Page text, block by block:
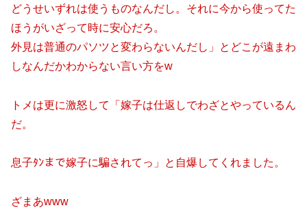
どうせいずれは使うものなんだし。それに今から使ってた
ほうがいざって時に安心だろ。
外見は普通のパソツと変わらないんだし」とどこが遠まわ
しなんだかわからない言い方をw
トメは更に激怒して「嫁子は仕返しでわざとやっているん
だ。
息子ﾀﾝまで嫁子に騙されてっ」と自爆してくれました。
ざまあwww